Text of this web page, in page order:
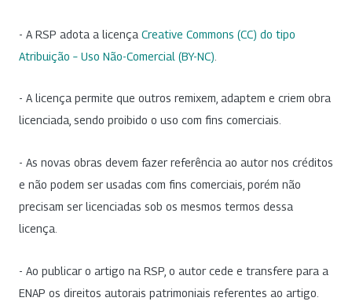
- A RSP adota a licença Creative Commons (CC) do tipo
Atribuição – Uso Não-Comercial (BY-NC)
- A licença permite que outros remixem, adaptem e criem obra
licenciada, sendo proibido o uso com fins comerciais.
- As novas obras devem fazer referência ao autor nos créditos
e não podem ser usadas com fins comerciais, porém não
precisam ser licenciadas sob os mesmos termos dessa
licença.
- Ao publicar o artigo na RSP, o autor cede e transfere para a
ENAP os direitos autorais patrimoniais referentes ao artigo.